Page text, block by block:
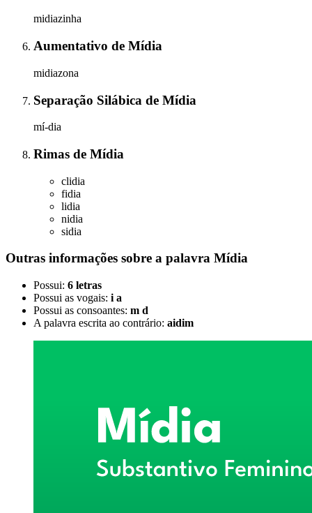
midiazinha
Aumentativo de Mídia
midiazona
Separação Silábica de Mídia
mí-dia
Rimas de Mídia
clidia
fidia
lidia
nidia
sidia
Outras informações sobre a palavra Mídia
Possui: 6 letras
Possui as vogais: i a
Possui as consoantes: m d
A palavra escrita ao contrário: aidim